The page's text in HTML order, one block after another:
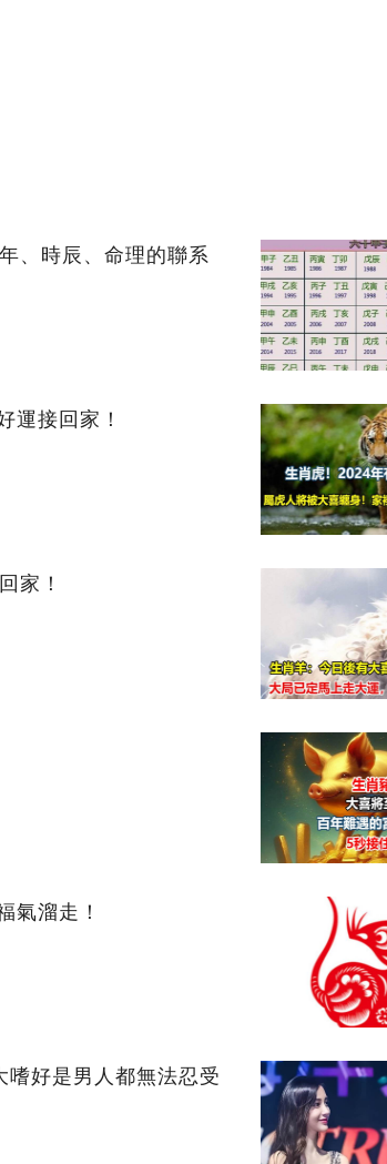
、時辰、命理的聯系
運接回家！
家！
氣溜走！
好是男人都無法忍受